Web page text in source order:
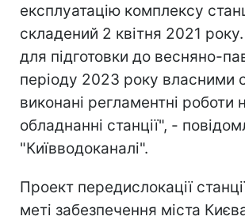
експлуатацію комплексу
складений 2 квітня 2021
для підготовки до весняно-
періоду 2023 року власними
виконані регламентні роботи
обладнанні станції", -
"Київводоканалі".
Проект передислокації
меті забезпечення міста